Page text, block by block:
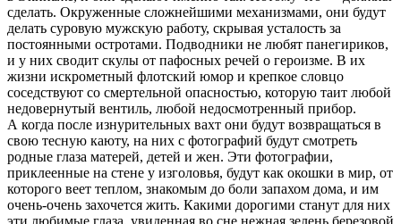
сделать. Окруженные сложнейшими механизмами, они будут
делать суровую мужскую работу, скрывая усталость за
постоянными остротами. Подводники не любят панегириков,
и у них сводит скулы от пафосных речей о героизме. В их
жизни искрометный флотский юмор и крепкое словцо
соседствуют со смертельной опасностью, которую таит любой
недовернутый вентиль, любой недосмотренный прибор.
А когда после изнурительных вахт они будут возвращаться в
свою тесную каюту, на них с фотографий будут смотреть
родные глаза матерей, детей и жен. Эти фотографии,
приклеенные на стене у изголовья, будут как окошки в мир, от
которого веет теплом, знакомым до боли запахом дома, и им
очень-очень захочется жить. Какими дорогими станут для них
эти любимые глаза, увиденная во сне нежная зелень березовой